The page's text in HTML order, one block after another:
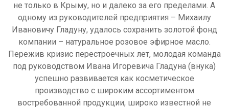
не только в Крыму, но и далеко за его пределами. А
одному из руководителей предприятия – Михаилу
Ивановичу Гладуну, удалось сохранить золотой фонд
компании – натуральное розовое эфирное масло.
Пережив кризис перестроечных лет, молодая команда
под руководством Ивана Игоревича Гладуна (внука)
успешно развивается как косметическое
производство с широким ассортиментом
востребованной продукции, широко известной не